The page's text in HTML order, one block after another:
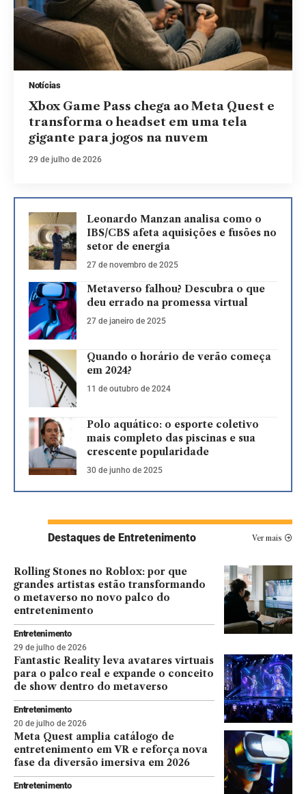
Notícias
Xbox Game Pass chega ao Meta Quest e
transforma o headset em uma tela
gigante para jogos na nuvem
29 de julho de 2026
Leonardo Manzan analisa como o
IBS/CBS afeta aquisições e fusões no
setor de energia
27 de novembro de 2025
Metaverso falhou? Descubra o que
deu errado na promessa virtual
27 de janeiro de 2025
Quando o horário de verão começa
em 2024?
11 de outubro de 2024
Polo aquático: o esporte coletivo
mais completo das piscinas e sua
crescente popularidade
30 de junho de 2025
Destaques de Entretenimento Ver mais
Rolling Stones no Roblox: por que
grandes artistas estão transformando
o metaverso no novo palco do
entretenimento
Entretenimento
29 de julho de 2026
Fantastic Reality leva avatares virtuais
para o palco real e expande o conceito
de show dentro do metaverso
Entretenimento
20 de julho de 2026
Meta Quest amplia catálogo de
entretenimento em VR e reforça nova
fase da diversão imersiva em 2026
Entretenimento